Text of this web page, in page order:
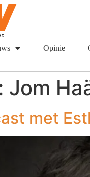
Opinie
Jom
met